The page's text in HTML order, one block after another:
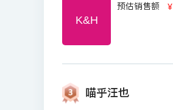
K&H
预估销售额 ￥
喵乎汪也